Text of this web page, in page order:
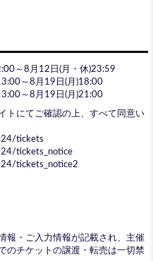
～8月12日(月・休)23:59
～8月19日(月)18:00
～8月19日(月)21:00
トにてご確認の上、すべて同意い
tickets
tickets_notice
tickets_notice2
報・ご入力情報が記載され、主催
のチケットの譲渡・転売は一切禁